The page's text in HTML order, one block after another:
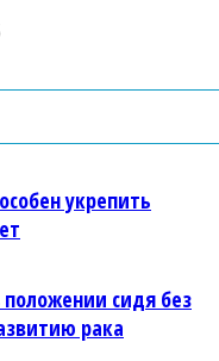
укрепить
сидя без
рака